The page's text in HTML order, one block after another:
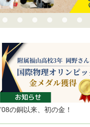
’08の銅以来、初の金！